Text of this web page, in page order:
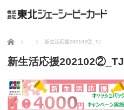
ホーム 新生活応援202102②_TJ
新生活応援202102②_TJ